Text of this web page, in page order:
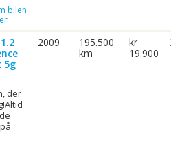
bilen
5g
der
2009
195.500
km
kr
19.900